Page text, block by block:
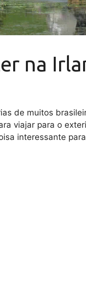
na
de muitos
viajar para o
interessante